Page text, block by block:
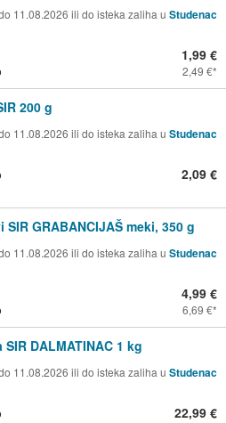
11.08.2026 ili do isteka zaliha u Studenac
1,99 €
2,49 €
200 g
11.08.2026 ili do isteka zaliha u Studenac
2,09 €
GRABANCIJAŠ meki, 350 g
11.08.2026 ili do isteka zaliha u Studenac
4,99 €
6,69 €
SIR DALMATINAC 1 kg
11.08.2026 ili do isteka zaliha u Studenac
22,99 €